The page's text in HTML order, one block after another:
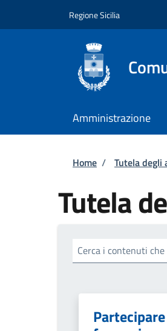
Regione Sicilia
Amministrazione
Briciole
Home / Tutela degli
Tutela
Cerca i contenuti